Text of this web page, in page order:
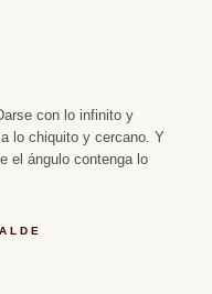
con lo infinito y
lo chiquito y cercano. Y
el ángulo contenga lo